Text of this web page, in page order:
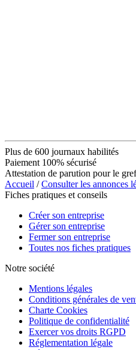
Plus de 600 journaux habilités
Paiement 100% sécurisé
Attestation de parution pour le
Accueil /Consulter les annonces
Fiches pratiques et conseils
Créer son entreprise
Gérer son entreprise
Fermer son entreprise
Toutes nos fiches pratiques
Notre société
Mentions légales
Conditions générales de
Charte Cookies
Politique de confidentialité
Exercer vos droits RGPD
Réglementation légale